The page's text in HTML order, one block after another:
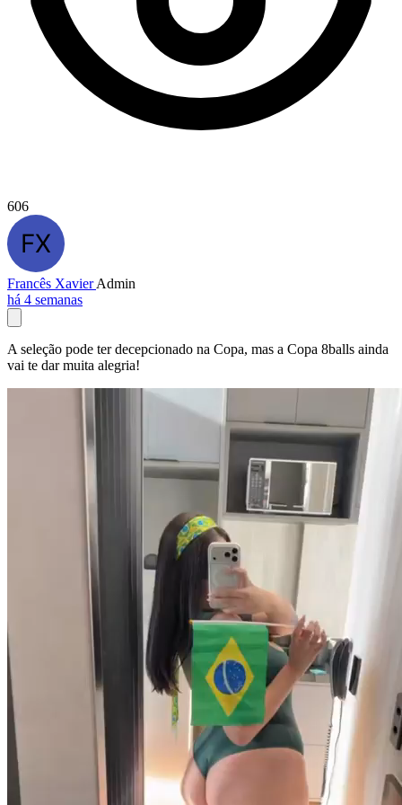
606
Francês XavierAdmin
há 4 semanas
A seleção pode ter decepcionado na Copa, mas a Copa 8balls ainda
vai te dar muita alegria!